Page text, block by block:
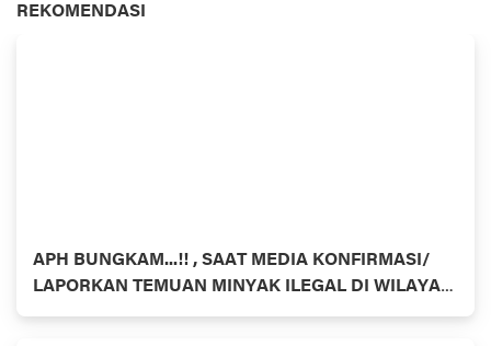
REKOMENDASI
APH BUNGKAM...!! , SAAT MEDIA KONFIRMASI/
LAPORKAN TEMUAN MINYAK ILEGAL DI WILAYAH
HUKUM INHU- RIAU BEROPERASI SETIAP HARI